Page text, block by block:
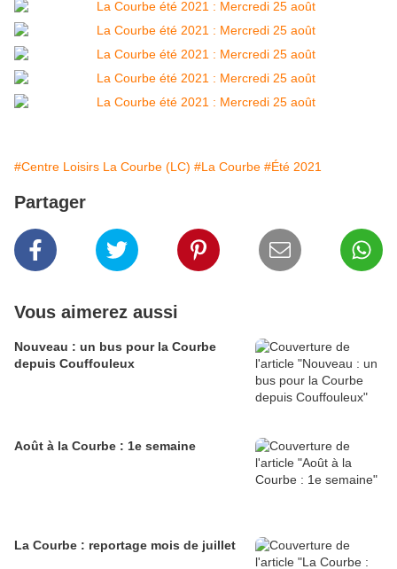
#Centre Loisirs La Courbe (LC) #La Courbe #Été 2021
Partager
Vous aimerez aussi
Nouveau : un bus pour la Courbe
depuis Couffouleux
Août à la Courbe : 1e semaine
La Courbe : reportage mois de juillet